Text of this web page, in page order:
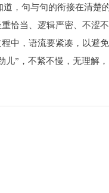
，句与句的衔接在清楚
恰当、逻辑严密、不涩不
中，语流要紧凑，以避免
”，不紧不慢，无理解，